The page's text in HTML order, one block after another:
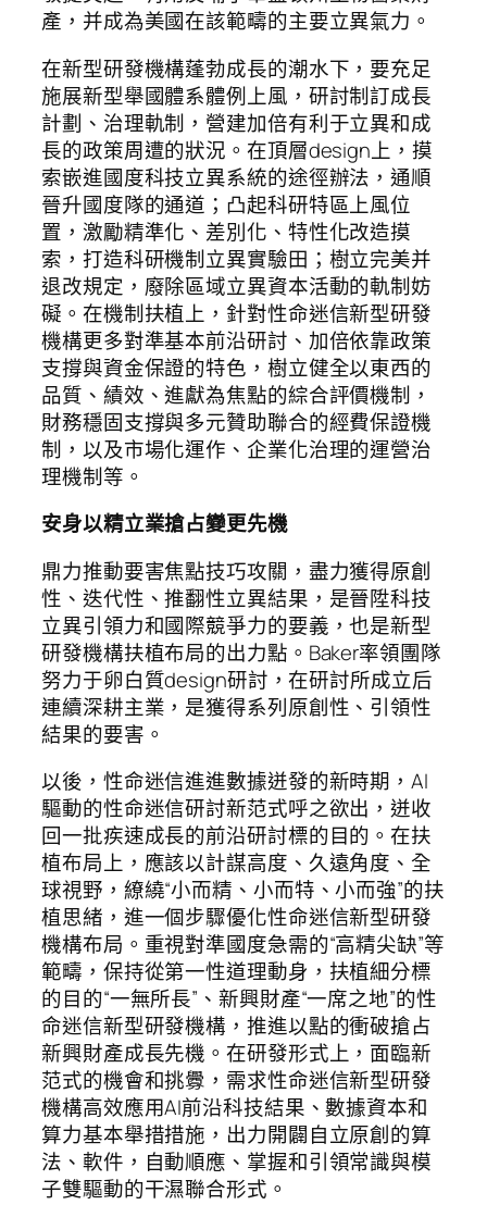
產，并成為美國在該範疇的主要立異氣力。
在新型研發機構蓬勃成長的潮水下，要充足
施展新型舉國體系體例上風，研討制訂成長
計劃、治理軌制，營建加倍有利于立異和成
長的政策周遭的狀況。在頂層design上，摸
索嵌進國度科技立異系統的途徑辦法，通順
晉升國度隊的通道；凸起科研特區上風位
置，激勵精準化、差別化、特性化改造摸
索，打造科研機制立異實驗田；樹立完美并
退改規定，廢除區域立異資本活動的軌制妨
礙。在機制扶植上，針對性命迷信新型研發
機構更多對準基本前沿研討、加倍依靠政策
支撐與資金保證的特色，樹立健全以東西的
品質、績效、進獻為焦點的綜合評價機制，
財務穩固支撐與多元贊助聯合的經費保證機
制，以及市場化運作、企業化治理的運營治
理機制等。
安身以精立業搶占變更先機
鼎力推動要害焦點技巧攻關，盡力獲得原創
性、迭代性、推翻性立異結果，是晉陞科技
立異引領力和國際競爭力的要義，也是新型
研發機構扶植布局的出力點。Baker率領團隊
努力于卵白質design研討，在研討所成立后
連續深耕主業，是獲得系列原創性、引領性
結果的要害。
以後，性命迷信進進數據迸發的新時期，AI
驅動的性命迷信研討新范式呼之欲出，迸收
回一批疾速成長的前沿研討標的目的。在扶
植布局上，應該以計謀高度、久遠角度、全
球視野，繚繞“小而精、小而特、小而強”的扶
植思緒，進一個步驟優化性命迷信新型研發
機構布局。重視對準國度急需的“高精尖缺”等
範疇，保持從第一性道理動身，扶植細分標
的目的“一無所長”、新興財產“一席之地”的性
命迷信新型研發機構，推進以點的衝破搶占
新興財產成長先機。在研發形式上，面臨新
范式的機會和挑釁，需求性命迷信新型研發
機構高效應用AI前沿科技結果、數據資本和
算力基本舉措措施，出力開闢自立原創的算
法、軟件，自動順應、掌握和引領常識與模
子雙驅動的干濕聯合形式。